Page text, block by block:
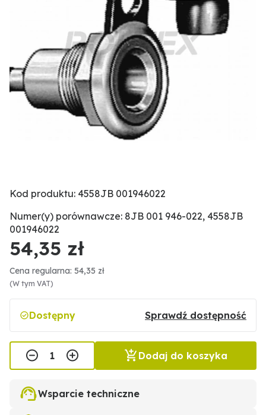
Kod produktu: 4558JB 001946022
Numer(y) porównawcze: 8JB 001 946-022, 4558JB
001946022
54,35 zł
Cena regularna: 54,35 zł
(W tym VAT)
Dostępny Sprawdź dostępność
Dodaj do koszyka
Wsparcie techniczne